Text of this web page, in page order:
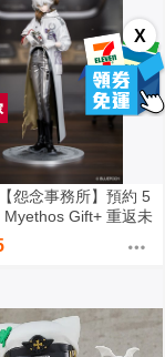
X
【怨念事務所】預約 5
Myethos Gift+ 重返未
手袋 1/8 1011